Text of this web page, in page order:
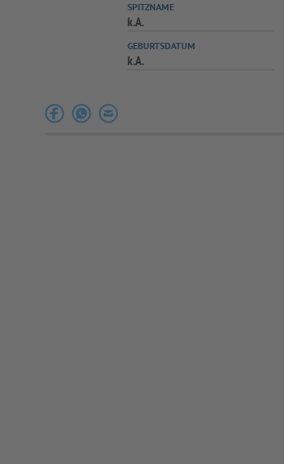
SPITZNAME
k.A.
GEBURTSDATUM
k.A.